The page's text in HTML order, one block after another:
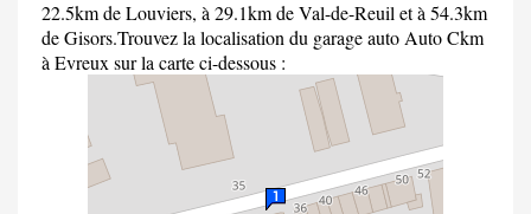
22.5km de Louviers, à 29.1km de Val-de-Reuil et à 54.3km
de Gisors.Trouvez la localisation du garage auto Auto Ckm
à Evreux sur la carte ci-dessous :